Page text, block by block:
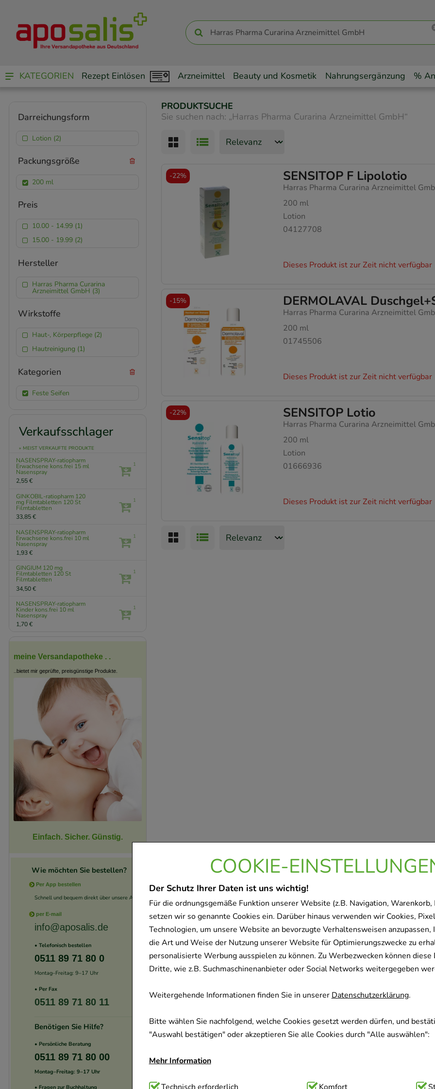
COOKIE-
Der Schutz Ihrer Daten ist uns wichtig!
Für die ordnungsgemäße Funktion unserer Website (z.B. Navigation, Warenkorb,
setzen wir so genannte Cookies ein. Darüber hinaus verwenden wir Cookies,
Technologien, um unsere Website an bevorzugte Verhaltensweisen anzupassen,
die Art und Weise der Nutzung unserer Website für Optimierungszwecke zu
personalisierte Werbung ausspielen zu können. Zu Werbezwecken können diese
Dritte, wie z.B. Suchmaschinenanbieter oder Social Networks weitergegeben
Weitergehende Informationen finden Sie in unsererDatenschutzerklärung.
Bitte wählen Sie nachfolgend, welche Cookies gesetzt werden dürfen, und
"Auswahl bestätigen" oder akzeptieren Sie alle Cookies durch "Alle auswählen":
Mehr Information
KATEGORIEN Rezept Einlösen Arzneimittel Beauty und Kosmetik Nahrungsergänzung %
PRODUKTSUCHE
Sie suchen nach: „Harras Pharma Curarina Arzneimittel GmbH“
SENSITOP F Lipolotio
Harras Pharma Curarina Arzneimittel
200 ml
Lotion
04127708
Dieses Produkt ist zur Zeit nicht verfügbar
-22%
DERMOLAVAL
Harras Pharma Curarina Arzneimittel
200 ml
01745506
Dieses Produkt ist zur Zeit nicht verfügbar
-15%
SENSITOP Lotio
Harras Pharma Curarina Arzneimittel
200 ml
Lotion
01666936
Dieses Produkt ist zur Zeit nicht verfügbar
-22%
Darreichungsform
Lotion (2)
Packungsgröße
200 ml
Preis
10.00 - 14.99 (1)
15.00 - 19.99 (2)
Hersteller
Harras Pharma Curarina
Arzneimittel GmbH (3)
Wirkstoffe
Haut-, Körperpflege (2)
Hautreinigung (1)
Kategorien
Feste Seifen
Verkaufsschlager
» MEIST VERKAUFTE PRODUKTE
NASENSPRAY-ratiopharm
Erwachsene kons.frei 15 ml
Nasenspray
2,55 €
1
GINKOBIL-ratiopharm 120
mg Filmtabletten 120 St
Filmtabletten
33,85 €
1
NASENSPRAY-ratiopharm
Erwachsene kons.frei 10 ml
Nasenspray
1,93 €
1
GINGIUM 120 mg
Filmtabletten 120 St
Filmtabletten
34,50 €
1
NASENSPRAY-ratiopharm
Kinder kons.frei 10 ml
Nasenspray
1,70 €
1
meine Versandapotheke . .
..bietet mir geprüfte, preisgünstige Produkte.
Einfach. Sicher. Günstig.
Wie möchten Sie bestellen?
Per App bestellen
Schnell und bequem direkt über unsere App.
per E-mail
info@aposalis.de
• Telefonisch bestellen
0511 89 71 80 0
Montag–Freitag: 9–17 Uhr
• Per Fax
0511 89 71 80 11
Benötigen Sie Hilfe?
• Persönliche Beratung
0511 89 71 80 00
Montag–Freitag: 9–17 Uhr
• Fragen zur Buchhaltung